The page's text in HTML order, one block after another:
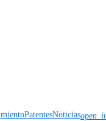
PatentesNoticias